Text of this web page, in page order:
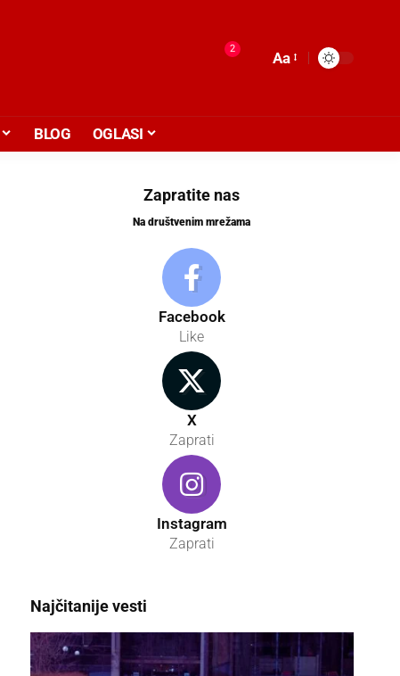
2
Aa
BLOG OGLASI
Zapratite nas
Na društvenim mrežama
Facebook
Like
X
Zaprati
Instagram
Zaprati
Najčitanije vesti